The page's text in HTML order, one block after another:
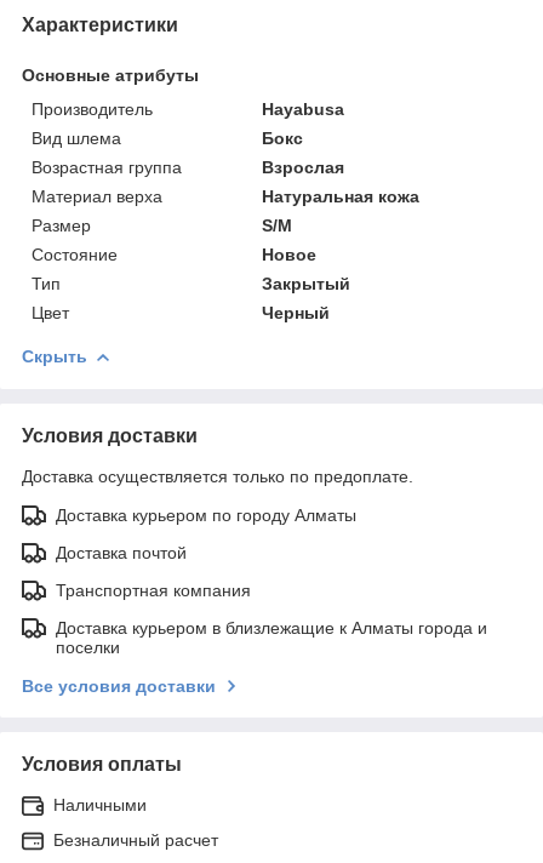
Характеристики
Основные атрибуты
Производитель
Hayabusa
Вид шлема
Бокс
Возрастная группа
Взрослая
Материал верха
Натуральная кожа
Размер
S/M
Состояние
Новое
Тип
Закрытый
Цвет
Черный
Скрыть
Условия доставки
Доставка осуществляется только по предоплате.
Доставка курьером по городу Алматы
Доставка почтой
Транспортная компания
Доставка курьером в близлежащие к Алматы города и
поселки
Все условия доставки
Условия оплаты
Наличными
Безналичный расчет